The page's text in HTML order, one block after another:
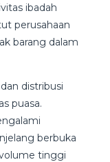
ibadah
perusahaan
barang dalam
distribusi
puasa.
berbuka
tinggi